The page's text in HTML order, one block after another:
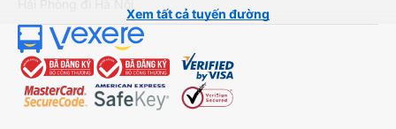
Xem tất cả tuyến đường